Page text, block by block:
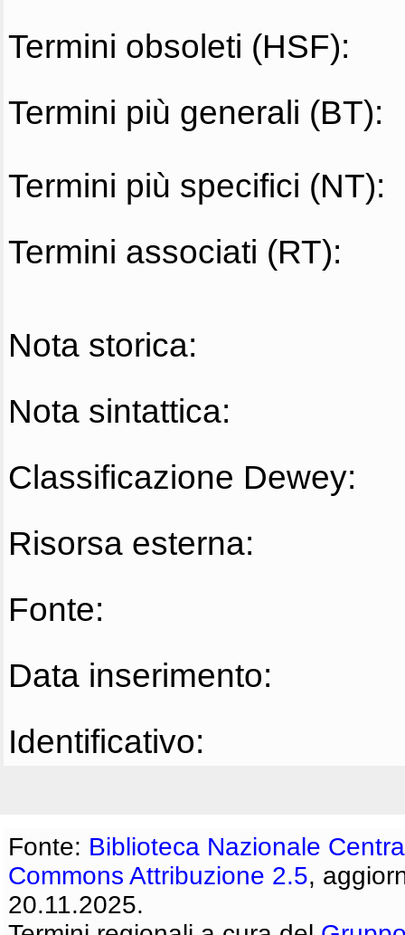
Termini obsoleti (HSF):
Termini più generali (BT):
Termini più specifici (NT):
Termini associati (RT):
Nota storica:
Nota sintattica:
Classificazione Dewey:
Risorsa esterna:
Fonte:
Data inserimento:
Identificativo:
Fonte: Biblioteca Nazionale
Commons Attribuzione 2.5,
20.11.2025.